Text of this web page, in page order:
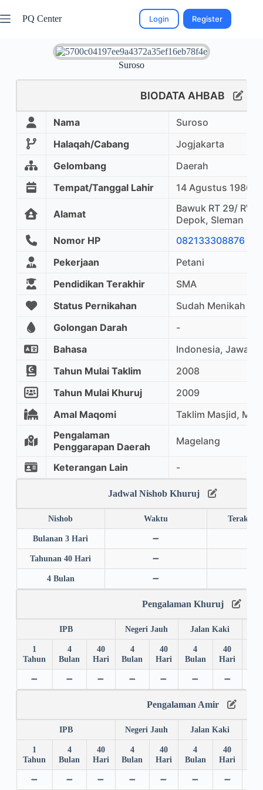
PQ Center Login Register
Suroso
BIODATA AHBAB
Nama
Suroso
Halaqah/Cabang
Jogjakarta
Gelombang
Daerah
Tempat/Tanggal Lahir
14 Agustus 1986
Alamat
Bawuk RT 29/ RW
Depok, Sleman
Nomor HP
082133308876
Pekerjaan
Petani
Pendidikan Terakhir
SMA
Status Pernikahan
Sudah Menikah
Golongan Darah
-
Bahasa
Indonesia, Jawa
Tahun Mulai Taklim
2008
Tahun Mulai Khuruj
2009
Amal Maqomi
Taklim Masjid,
Pengalaman
Penggarapan Daerah
Magelang
Keterangan Lain -
Jadwal Nishob Khuruj
Nishob Waktu Terakhir
Bulanan 3 Hari ➖
Tahunan 40 Hari ➖
4 Bulan ➖
Pengalaman Khuruj
IPB Negeri Jauh Jalan Kaki
1
Tahun
4
Bulan
40
Hari
4
Bulan
40
Hari
4
Bulan
40
Hari
➖ ➖ ➖ ➖ ➖ ➖ ➖
Pengalaman Amir
IPB Negeri Jauh Jalan Kaki
1
Tahun
4
Bulan
40
Hari
4
Bulan
40
Hari
4
Bulan
40
Hari
➖ ➖ ➖ ➖ ➖ ➖ ➖